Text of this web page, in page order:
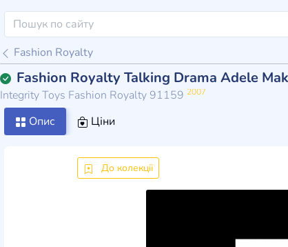
Fashion Royalty
Fashion Royalty Talking Drama Adele
Integrity Toys Fashion Royalty 91159 2007
Опис Ціни
До колекції